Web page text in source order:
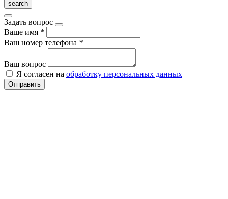
Задать вопрос
Ваше имя *
Ваш номер телефона *
Ваш вопрос
Я согласен на обработку персональных данных
Отправить